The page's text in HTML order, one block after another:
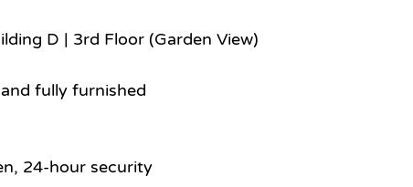
D | 3rd Floor (Garden View)
fully furnished
24-hour security